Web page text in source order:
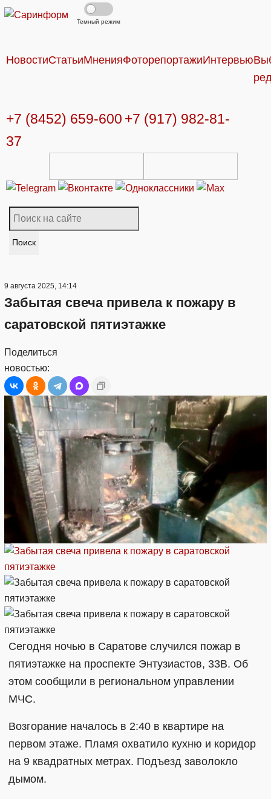
Темный режим
НовостиСтатьиМненияФоторепортажиИнтервью
+7 (8452) 659-600 +7 (917) 982-81-
37
Поиск
9 августа 2025, 14:14
Забытая свеча привела к пожару в
саратовской пятиэтажке
Поделиться
новостью:
Сегодня ночью в Саратове случился пожар в
пятиэтажке на проспекте Энтузиастов, 33В. Об
этом сообщили в региональном управлении
МЧС.
Возгорание началось в 2:40 в квартире на
первом этаже. Пламя охватило кухню и коридор
на 9 квадратных метрах. Подъезд заволокло
дымом.